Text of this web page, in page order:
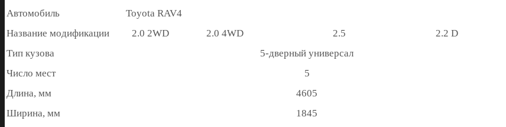
Автомобиль
Toyota RAV4
Название модификации
2.0 2WD 2.0 4WD 2.5
2.2 D
Тип кузова
5-дверный универсал
Число мест
5
Длина, мм
4605
Ширина, мм
1845